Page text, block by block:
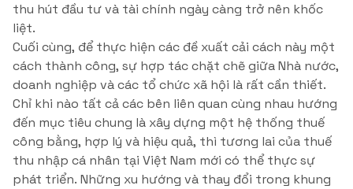
thu hút đầu tư và tài chính ngày càng trở nên khốc
liệt.
Cuối cùng, để thực hiện các đề xuất cải cách này một
cách thành công, sự hợp tác chặt chẽ giữa Nhà nước,
doanh nghiệp và các tổ chức xã hội là rất cần thiết.
Chỉ khi nào tất cả các bên liên quan cùng nhau hướng
đến mục tiêu chung là xây dựng một hệ thống thuế
công bằng, hợp lý và hiệu quả, thì tương lai của thuế
thu nhập cá nhân tại Việt Nam mới có thể thực sự
phát triển. Những xu hướng và thay đổi trong khung